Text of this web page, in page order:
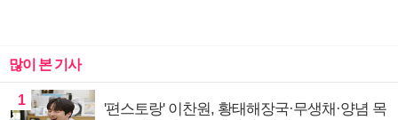
많이 본 기사
1
'편스토랑' 이찬원, 황태해장국·무생채·양념 목